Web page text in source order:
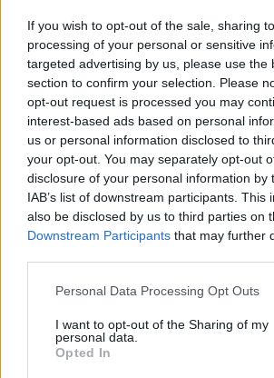
If you wish to opt-out of the sale, sharing
processing of your personal or sensitive
targeted advertising by us, please use the
section to confirm your selection. Please
opt-out request is processed you may
interest-based ads based on personal
us or personal information disclosed to
your opt-out. You may separately opt-out
disclosure of your personal information by
IAB’s list of downstream participants. This
also be disclosed by us to third parties on
Downstream Participants that may further
Personal Data Processing Opt Outs
I want to opt-out of the Sharing of my
personal data.
Opted In
importantes.Prends le temps de
façon dont tu réagis à l’évolution
circonstances de la vie.Te
fermement à la façon dont tu
choses se passent, ou adoptes-tu
dynamique afin de les laisser se
elles le veulent ?